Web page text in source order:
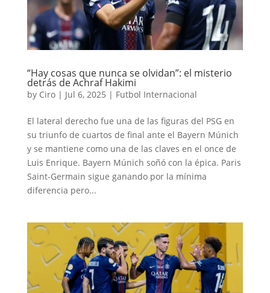
“Hay cosas que nunca se olvidan”: el misterio
detrás de Achraf Hakimi
by Ciro| Jul 6, 2025 | Futbol Internacional
El lateral derecho fue una de las figuras del PSG en
su triunfo de cuartos de final ante el Bayern Múnich
y se mantiene como una de las claves en el once de
Luis Enrique. Bayern Múnich soñó con la épica. Paris
Saint-Germain sigue ganando por la mínima
diferencia pero...